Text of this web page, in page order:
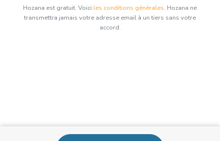
Hozana est gratuit. Voici les conditions générales. Hozana ne
transmettra jamais votre adresse email à un tiers sans votre
accord.